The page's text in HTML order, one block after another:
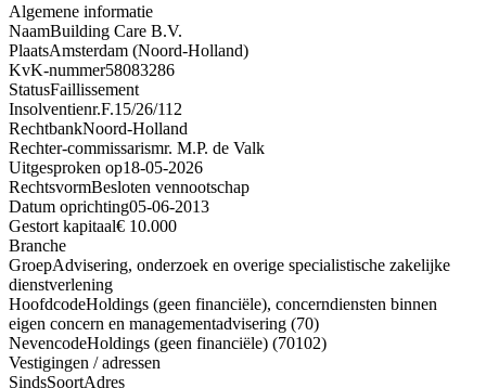
Algemene informatie
NaamBuilding Care B.V.
PlaatsAmsterdam (Noord-Holland)
KvK-nummer58083286
StatusFaillissement
Insolventienr.F.15/26/112
RechtbankNoord-Holland
Rechter-commissarismr. M.P. de Valk
Uitgesproken op18-05-2026
RechtsvormBesloten vennootschap
Datum oprichting05-06-2013
Gestort kapitaal€ 10.000
Branche
GroepAdvisering, onderzoek en overige specialistische zakelijke
dienstverlening
HoofdcodeHoldings (geen financiële), concerndiensten binnen
eigen concern en managementadvisering (70)
NevencodeHoldings (geen financiële) (70102)
Vestigingen / adressen
SindsSoortAdres